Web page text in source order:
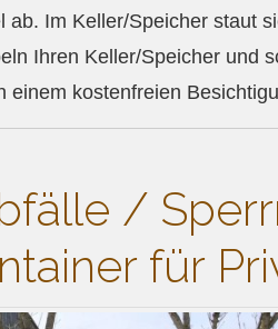
ab. Im Keller/Speicher staut
Ihren Keller/Speicher und
einem kostenfreien
/
für